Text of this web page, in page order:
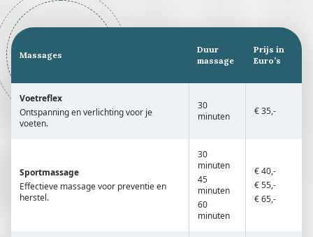
rouded circle
Massages
Duur
massage
Prijs in
Euro’s
Voetreflex
Ontspanning en verlichting voor je
voeten.
30
minuten
€ 35,-
Sportmassage
Effectieve massage voor preventie en
herstel.
30
minuten
45
minuten
60
minuten
€ 40,-
€ 55,-
€ 65,-